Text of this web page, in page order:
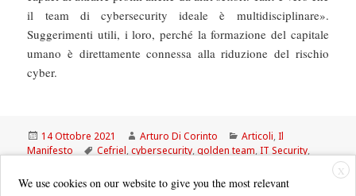
il team di cybersecurity ideale è multidisciplinare».
Suggerimenti utili, i loro, perché la formazione del capitale
umano è direttamente connessa alla riduzione del rischio
cyber.
Scritto
il
14 Ottobre 2021 Autore
Arturo Di Corinto Categorie
Articoli,Il
Manifesto
Tag
Cefriel,cybersecurity,golden team,IT Security,
X
We use cookies on our website to give you the most relevant